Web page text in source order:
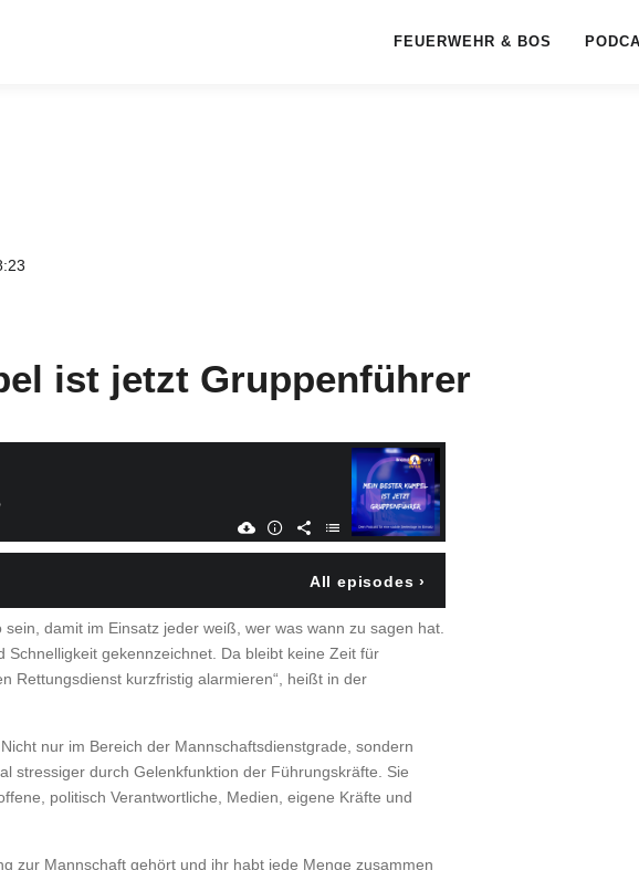
FEUERWEHR & BOS
ist jetzt Gruppenführer
damit im Einsatz jeder weiß, wer was wann zu sagen hat.
gekennzeichnet. Da bleibt keine Zeit für
Rettungsdienst kurzfristig alarmieren“, heißt in der
nur im Bereich der Mannschaftsdienstgrade, sondern
stressiger durch Gelenkfunktion der Führungskräfte. Sie
politisch Verantwortliche, Medien, eigene Kräfte und
zur Mannschaft gehört und ihr habt jede Menge zusammen